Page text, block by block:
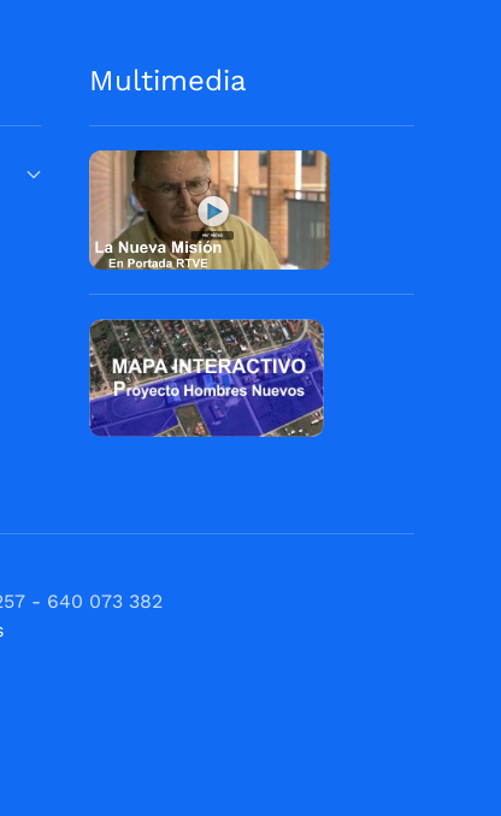
Multimedia
- 640 073 382